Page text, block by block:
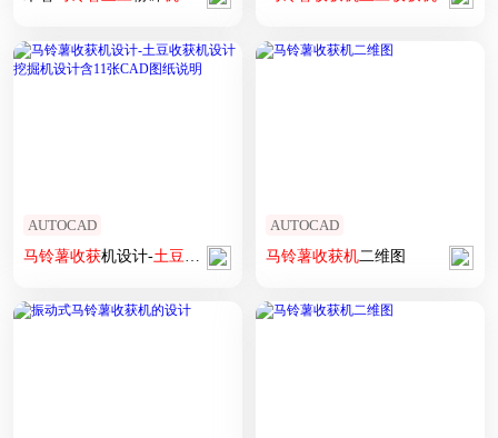
AUTOCAD
马铃薯收获机设计-土豆 收获机设计挖掘机设计含11张CAD图纸说明
AUTOCAD
马铃薯收获机二维图